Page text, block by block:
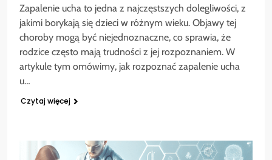
Zapalenie ucha to jedna z najczęstszych dolegliwości, z
jakimi borykają się dzieci w różnym wieku. Objawy tej
choroby mogą być niejednoznaczne, co sprawia, że
rodzice często mają trudności z jej rozpoznaniem. W
artykule tym omówimy, jak rozpoznać zapalenie ucha
u…
Czytaj więcej